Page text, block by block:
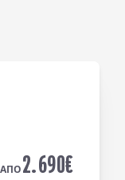
ΑΠΟ2.690€